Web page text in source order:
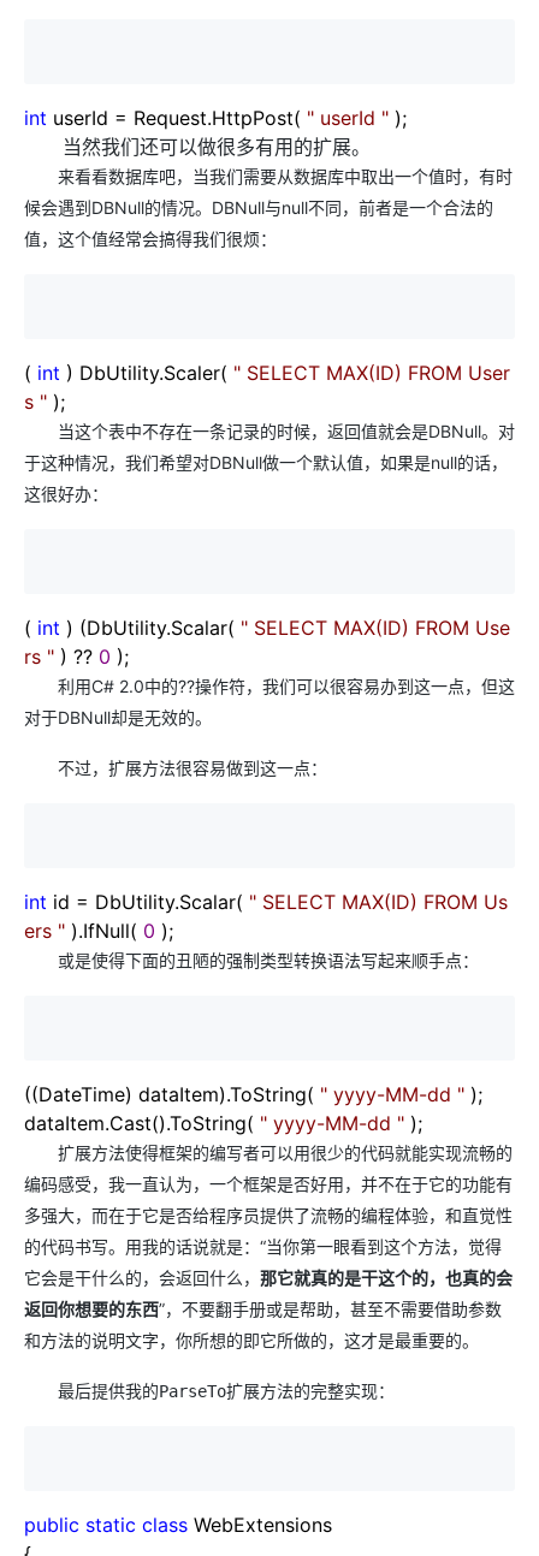
int userId = Request.HttpPost( " userId " );
当然我们还可以做很多有用的扩展。
来看看数据库吧，当我们需要从数据库中取出一个值时，有时
候会遇到DBNull的情况。DBNull与null不同，前者是一个合法的
值，这个值经常会搞得我们很烦：
( int ) DbUtility.Scaler( " SELECT MAX(ID) FROM User
s " );
当这个表中不存在一条记录的时候，返回值就会是DBNull。对
于这种情况，我们希望对DBNull做一个默认值，如果是null的话，
这很好办：
( int ) (DbUtility.Scalar( " SELECT MAX(ID) FROM Use
rs " ) ?? 0 );
利用C# 2.0中的??操作符，我们可以很容易办到这一点，但这
对于DBNull却是无效的。
不过，扩展方法很容易做到这一点：
int id = DbUtility.Scalar( " SELECT MAX(ID) FROM Us
ers " ).IfNull( 0 );
或是使得下面的丑陋的强制类型转换语法写起来顺手点：
((DateTime) dataItem).ToString( " yyyy-MM-dd " );
dataItem.Cast().ToString( " yyyy-MM-dd " );
扩展方法使得框架的编写者可以用很少的代码就能实现流畅的
编码感受，我一直认为，一个框架是否好用，并不在于它的功能有
多强大，而在于它是否给程序员提供了流畅的编程体验，和直觉性
的代码书写。用我的话说就是：“当你第一眼看到这个方法，觉得
它会是干什么的，会返回什么， 那它就真的是干这个的，也真的会
返回你想要的东西”，不要翻手册或是帮助，甚至不需要借助参数
和方法的说明文字，你所想的即它所做的，这才是最重要的。
最后提供我的ParseTo扩展方法的完整实现：
public static class WebExtensions